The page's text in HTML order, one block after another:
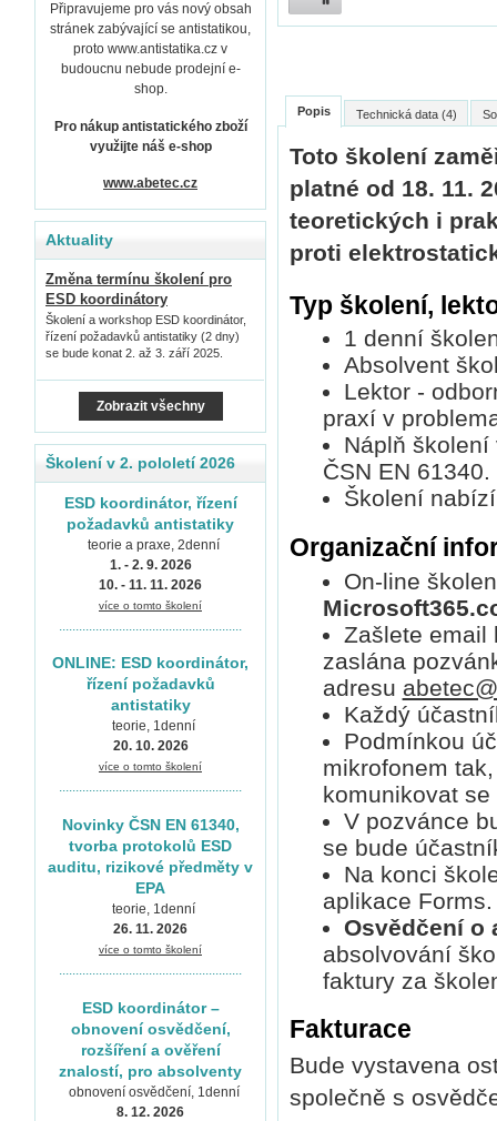
Popis Technická data (4)
Toto školení
platné od 18. 11.
teoretických i
proti
Typ školení,
1 denní
Absolvent
Lektor -
praxí v
Náplň školení
ČSN EN 61340.
Školení
Organizační
On-line
Zašlete email
zaslána
adresu
Každý
Podmínkou
mikrofonem
komunikovat
V pozvánce
se bude
Na konci
aplikace Forms.
Osvědčení o
absolvování
faktury za
Fakturace
Bude vystavena
společně s
Připravujeme pro vás nový obsah
stránek zabývající se antistatikou,
proto www.antistatika.cz v
budoucnu nebude prodejní e-
shop.
Pro nákup antistatického zboží
využijte náš e-shop
www.abetec.cz
Aktuality
Změna termínu školení pro
ESD koordinátory
Školení a workshop ESD koordinátor,
řízení požadavků antistatiky (2 dny)
se bude konat 2. až 3. září 2025.
Zobrazit všechny
Školení v 2. pololetí 2026
ESD koordinátor, řízení
požadavků antistatiky
teorie a praxe, 2denní
1. - 2. 9. 2026
10. - 11. 11. 2026
více o tomto školení
.......................................................
ONLINE: ESD koordinátor,
řízení požadavků
antistatiky
teorie, 1denní
20. 10. 2026
více o tomto školení
.......................................................
Novinky ČSN EN 61340,
tvorba protokolů ESD
auditu, rizikové předměty v
EPA
teorie, 1denní
26. 11. 2026
více o tomto školení
.......................................................
ESD koordinátor –
obnovení osvědčení,
rozšíření a ověření
znalostí, pro absolventy
obnovení osvědčení, 1denní
8. 12. 2026